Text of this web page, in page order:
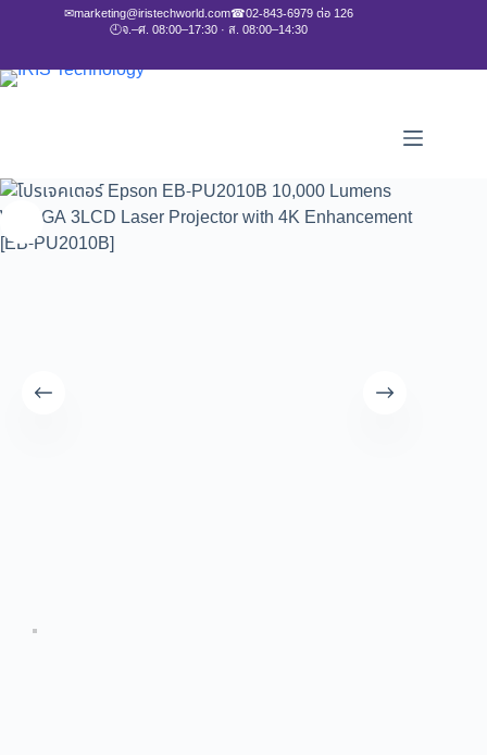
✉marketing@iristechworld.com☎02-843-6979 ต่อ 126
🕘จ.–ศ. 08:00–17:30 · ส. 08:00–14:30